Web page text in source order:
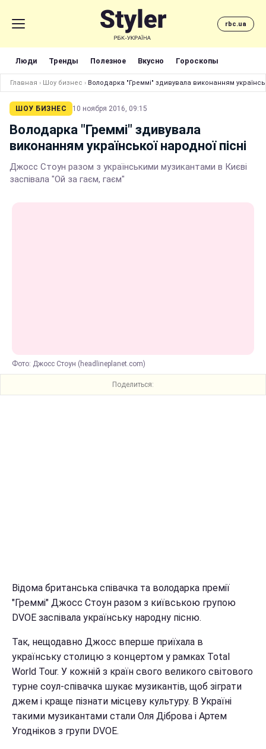
rbc.ua
Люди Тренды Полезное Вкусно Гороскопы
Главная › Шоу бизнес › Володарка "Греммі" здивувала виконанням
ШОУ БИЗНЕС 10 ноября 2016, 09:15
Володарка "Греммі" здивувала
виконанням української народної пісні
Джосс Стоун разом з українськими музикантами в Києві
заспівала "Ой за гаєм, гаєм"
Фото: Джосс Стоун (headlineplanet.com)
Поделиться:
Відома британська співачка та володарка премії
"Греммі" Джосс Стоун разом з київською групою
DVOE заспівала українську народну пісню.
Так, нещодавно Джосс вперше приїхала в
українську столицю з концертом у рамках Total
World Tour. У кожній з країн свого великого світового
турне соул-співачка шукає музикантів, щоб зіграти
джем і краще пізнати місцеву культуру. В Україні
такими музикантами стали Оля Діброва і Артем
Угодніков з групи DVOE.